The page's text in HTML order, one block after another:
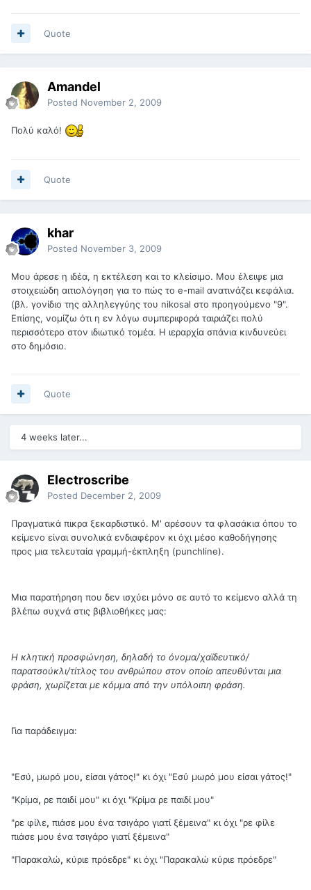
Quote
Amandel
Posted November 2, 2009
Πολύ καλό!
Quote
khar
Posted November 3, 2009
Μου άρεσε η ιδέα, η εκτέλεση και το κλείσιμο. Μου έλειψε μια
στοιχειώδη αιτιολόγηση για το πώς το e-mail ανατινάζει κεφάλια.
(βλ. γονίδιο της αλληλεγγύης του nikosal στο προηγούμενο "9".
Επίσης, νομίζω ότι η εν λόγω συμπεριφορά ταιριάζει πολύ
περισσότερο στον ιδιωτικό τομέα. Η ιεραρχία σπάνια κινδυνεύει
στο δημόσιο.
Quote
4 weeks later...
Electroscribe
Posted December 2, 2009
Πραγματικά πικρα ξεκαρδιστικό. Μ' αρέσουν τα φλασάκια όπου το
κείμενο είναι συνολικά ενδιαφέρον κι όχι μέσο καθοδήγησης
προς μια τελευταία γραμμή-έκπληξη (punchline).
Μια παρατήρηση που δεν ισχύει μόνο σε αυτό το κείμενο αλλά τη
βλέπω συχνά στις βιβλιοθήκες μας:
Η κλητική προσφώνηση, δηλαδή το όνομα/χαϊδευτικό/
παρατσούκλι/τίτλος του ανθρώπου στον οποίο απευθύνται μια
φράση, χωρίζεται με κόμμα από την υπόλοιπη φράση.
Για παράδειγμα:
"Εσύ, μωρό μου, είσαι γάτος!" κι όχι "Εσύ μωρό μου είσαι γάτος!"
"Κρίμα, ρε παιδί μου" κι όχι "Κρίμα ρε παιδί μου"
"ρε φίλε, πιάσε μου ένα τσιγάρο γιατί ξέμεινα" κι όχι "ρε φίλε
πιάσε μου ένα τσιγάρο γιατί ξέμεινα"
"Παρακαλώ, κύριε πρόεδρε" κι όχι "Παρακαλώ κύριε πρόεδρε"